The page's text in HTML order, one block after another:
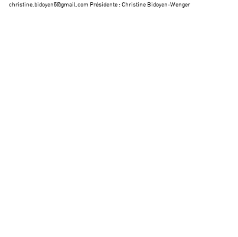
christine.bidoyen5@gmail.com Présidente : Christine Bidoyen-Wenger